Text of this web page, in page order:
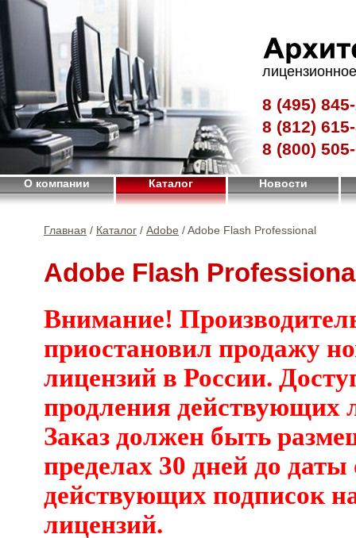
8 (495)
8 (812)
8 (800)
О компании Каталог Новости
Главная / Каталог / Adobe / Adobe Flash Professional
Adobe Flash
Внимание!
приостановил продажу
лицензий в России.
продления действующих
Заказ должен быть
пределах 30 дней до
действующих подписок
лицензий.